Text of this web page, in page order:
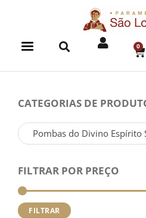
0
CATEGORIAS DE
Pombas do Divino Espírito
FILTRAR POR PREÇO
FILTRAR